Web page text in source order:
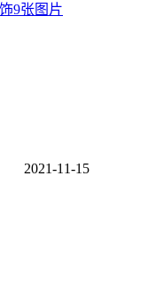
9张图片
2021-11-15